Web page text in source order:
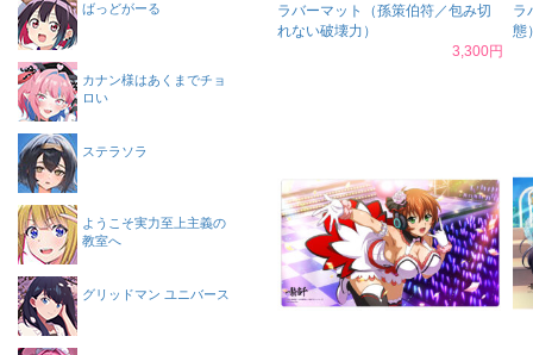
ラバーマット（孫策伯符／包み切
れない破壊力）
3,300円
ラ
態
ばっどがーる
カナン様はあくまでチョ
ロい
ステラソラ
ようこそ実力至上主義の
教室へ
グリッドマン ユニバース